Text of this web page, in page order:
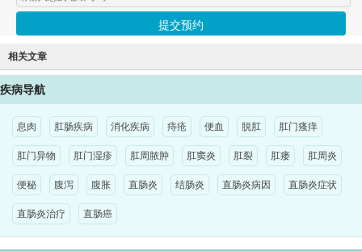
相关文章
疾病导航
息肉 肛肠疾病 消化疾病 痔疮 便血 脱肛 肛门瘙痒
肛门异物 肛门湿疹 肛周脓肿 肛窦炎 肛裂 肛瘘 肛周炎
便秘 腹泻 腹胀 直肠炎 结肠炎 直肠炎病因 直肠炎症状
直肠炎治疗 直肠癌